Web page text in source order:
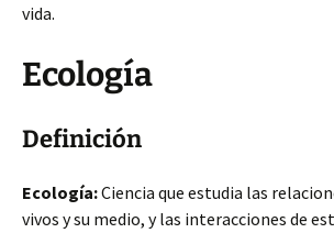
vida.
Ecología
Definición
Ecología:Ciencia que estudia las
vivos y su medio, y las interacciones de